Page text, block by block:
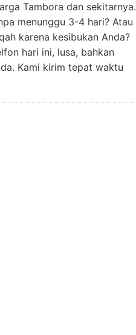
Tambora dan sekitarnya.
menunggu 3-4 hari? Atau
karena kesibukan Anda?
hari ini, lusa, bahkan
Kami kirim tepat waktu